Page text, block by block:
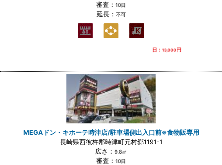
審査： 10日
延長： 不可
日： 13,000円
MEGAドン・キホーテ時津店/駐車場側出入口前※食物販専用
長崎県西彼杵郡時津町元村郷1191-1
広さ： 9.8㎡
審査： 10日